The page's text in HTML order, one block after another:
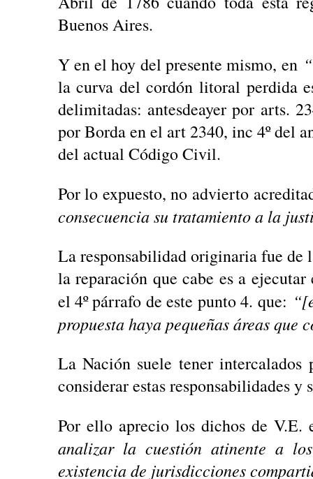
Buenos Aires.
Y en el hoy del presente mismo, en
la curva del cordón litoral perdida
delimitadas: antesdeayer por arts.
por Borda en el art 2340, inc 4º del
del actual Código Civil.
Por lo expuesto, no advierto
consecuencia su tratamiento a la
La responsabilidad originaria fue de
la reparación que cabe es a
el 4º párrafo de este punto 4. que:
propuesta haya pequeñas áreas que
La Nación suele tener intercalados
considerar estas responsabilidades y
Por ello aprecio los dichos de
analizar la cuestión atinente a
existencia de jurisdicciones